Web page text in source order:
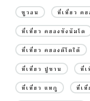
ซูวอน ที่เที่ยว คย
ที่เที่ยว คยองซังนัมโด
ที่เที่ยว คยองดีโดใต้
ที่เที่ยว ปูซาน ที่
ที่เที่ยว แทกู ที่เที่